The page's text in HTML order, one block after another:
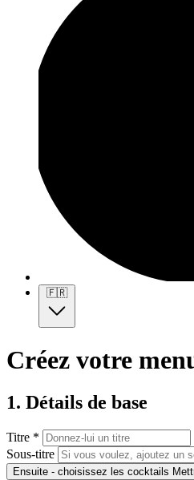
🇫🇷
Créez votre
1. Détails de base
Titre *
Sous-titre
Ensuite - choisissez les cocktails